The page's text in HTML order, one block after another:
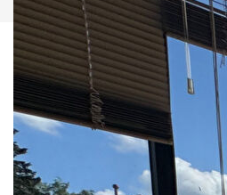
Description des pièces
Niveau Pièce m2
Cave
Entrée 3,20